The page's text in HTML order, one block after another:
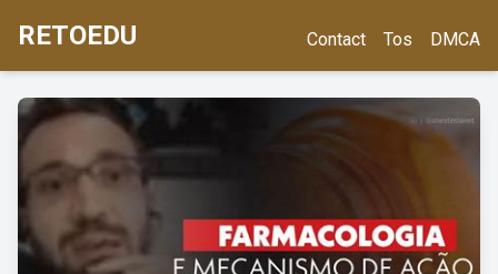
RETOEDU Contact Tos DMCA